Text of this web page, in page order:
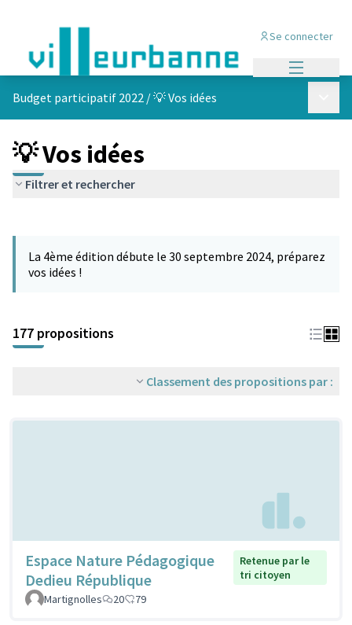
Se connecter
Budget participatif 2022 /💡 Vos idées
💡 Vos idées
Filtrer et rechercher
−
La 4ème édition débute le 30 septembre 2024, préparez
vos idées !
177 propositions
Classement des propositions par :
Espace Nature Pédagogique
Dedieu République
Retenue par le
tri citoyen
Martignolles
20 79